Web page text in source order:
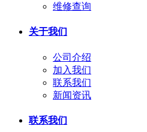
维修查询
关于我们
公司介绍
加入我们
联系我们
新闻资讯
联系我们